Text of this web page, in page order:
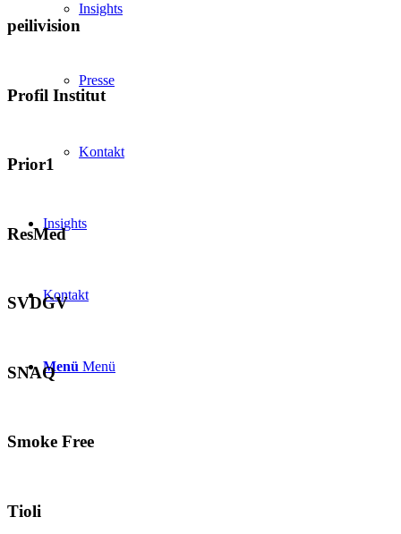
Insights
Presse
Kontakt
Insights
Kontakt
Menü Menü
peilivision
Profil Institut
Prior1
ResMed
SVDGV
SNAQ
Smoke Free
Tioli